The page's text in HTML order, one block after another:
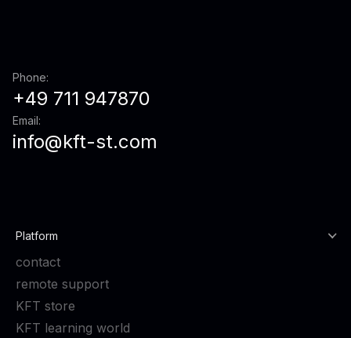
Phone:
+49 711 947870
Email:
info@kft-st.com
Platform
contact
remote support
KFT store
KFT learning world